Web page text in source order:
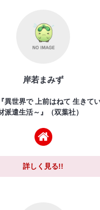
岸若まみず
異世界で 上前はねて 生きて
派遣生活～』（双葉社）
詳しく見る!!